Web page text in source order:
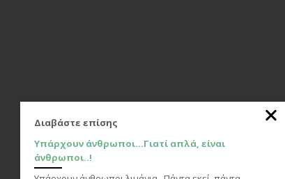
Διαβάστε επίσης
Υπάρχουν άνθρωποι…Γιατί απλά, είναι
άνθρωποι..!